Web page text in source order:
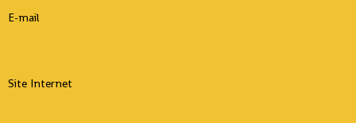
E-mail
Site Internet